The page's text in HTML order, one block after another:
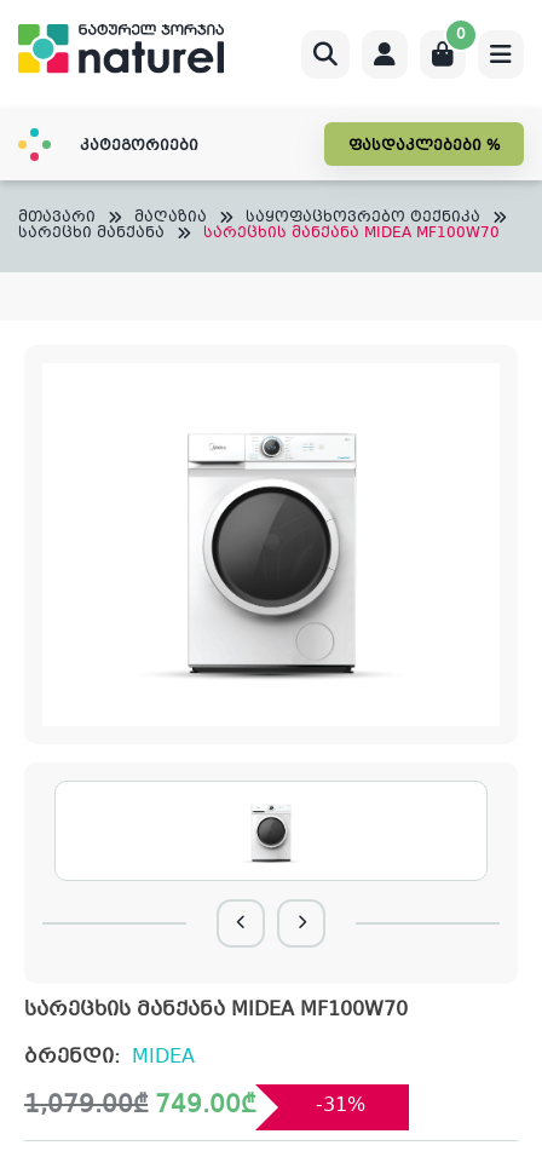
content
0
კატეგორიები ფასდაკლებები %
მთავარი მაღაზია საყოფაცხოვრებო ტექნიკა
სარეცხი მანქანა სარეცხის მანქანა MIDEA MF100W70
სარეცხის მანქანა MIDEA MF100W70
ბრენდი: MIDEA
1,079.00₾
Original 749.00₾
Current -31%